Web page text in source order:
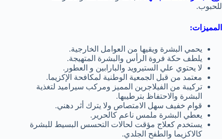
للحبوب.
المميزات:
يحمي البشرة ويقيها من العوامل الخارجية.
يلطف حكة فروة الرأس والبشرة المتهيجة.
لا يحتوي علي الستيرويد والبارابين و العطور.
معتمد من قبل الجمعية الوطنية لمكافحة الإكزيما.
تركيبة من الفيلاجرين المميز ومركب سيراميد لتغذية
البشرة والاحتفاظ بترطيبها.
قوام خفيف سهل الامتصاص ولا يترك أثر دهني.
يعطي البشرة ملمس ناعم كالحرير.
يستخدم كعلاج مؤقت لحالات التحسس البسيط للبشرة
كالاكزيما والطفح الجلدي.